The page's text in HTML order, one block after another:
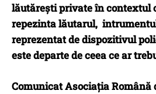
lăutărești private în contextul
repezinta lăutarul,
reprezentat de dispozitivul
este departe de ceea ce ar
Comunicat Asociația Română